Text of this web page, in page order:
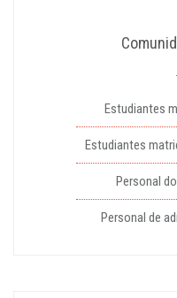
Estudiantes
Estudiantes
Personal
Personal de